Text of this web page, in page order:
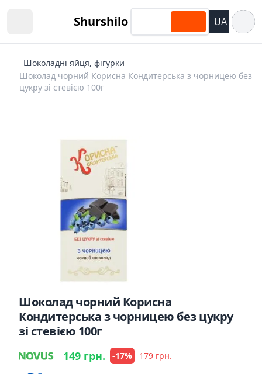
Shurshilo UA
Шоколадні яйця, фігурки
Шоколад чорний Корисна Кондитерська з чорницею без
цукру зі стевією 100г
Шоколад чорний Корисна
Кондитерська з чорницею без цукру
зі стевією 100г
149 грн. -17% 179 грн.